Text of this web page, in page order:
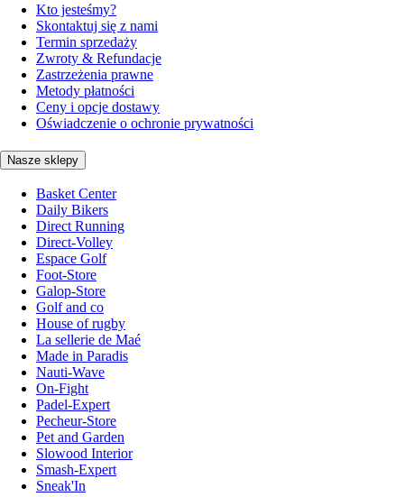
Kto jesteśmy?
Skontaktuj się z nami
Termin sprzedaży
Zwroty & Refundacje
Zastrzeżenia prawne
Metody płatności
Ceny i opcje dostawy
Oświadczenie o ochronie prywatności
Nasze sklepy
Basket Center
Daily Bikers
Direct Running
Direct-Volley
Espace Golf
Foot-Store
Galop-Store
Golf and co
House of rugby
La sellerie de Maé
Made in Paradis
Nauti-Wave
On-Fight
Padel-Expert
Pecheur-Store
Pet and Garden
Slowood Interior
Smash-Expert
Sneak'In